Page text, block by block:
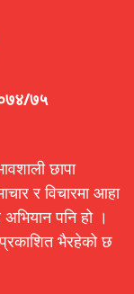
०७४/७५
छापा
र विचारमा आहा
पनि हो ।
भैरहेको छ